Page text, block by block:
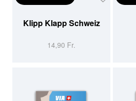
Klipp Klapp Schweiz
14,90 Fr.